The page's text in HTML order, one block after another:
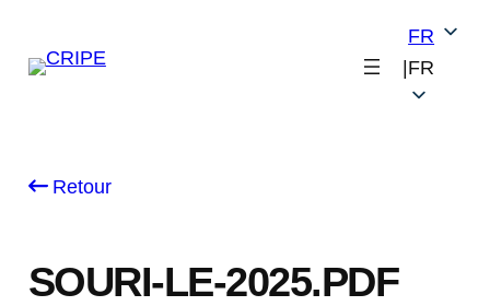
|
FR
FR
Retour
SOURI-LE-2025.PDF